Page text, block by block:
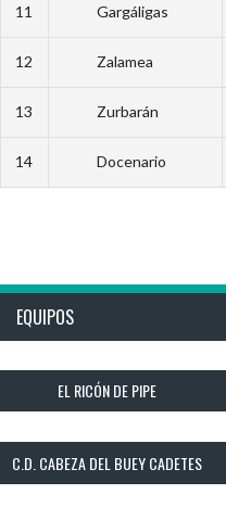
11 Gargáligas
12 Zalamea
13 Zurbarán
14 Docenario
EQUIPOS
EL RICÓN DE PIPE
C.D. CABEZA DEL BUEY CADETES